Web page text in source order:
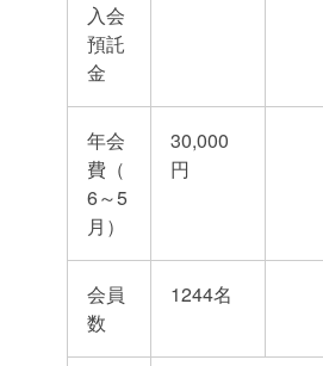
入会
預託
金
年会
費（
6～5
月）
30,000
円
会員
数
1244名